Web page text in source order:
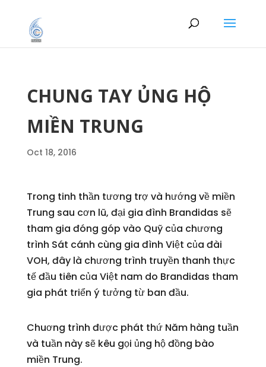
CHUNG TAY ỦNG HỘ
MIỀN TRUNG
Oct 18, 2016
Trong tinh thần tương trợ và hướng về miền
Trung sau cơn lũ, đại gia đình Brandidas sẽ
tham gia đóng góp vào Quỹ của chương
trình Sát cánh cùng gia đình Việt của đài
VOH, đây là chương trình truyền thanh thực
tế đầu tiên của Việt nam do Brandidas tham
gia phát triển ý tưởng từ ban đầu.
Chuơng trình được phát thứ Năm hàng tuần
và tuần này sẽ kêu gọi ủng hộ đồng bào
miền Trung.